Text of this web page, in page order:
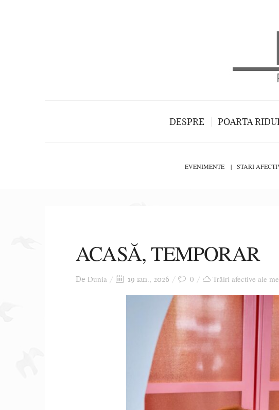
DESPRE POARTA
EVENIMENTE STARI
ACASĂ, TEMPORAR
De Dunia 19 ian., 2026 0 Trăiri afective ale